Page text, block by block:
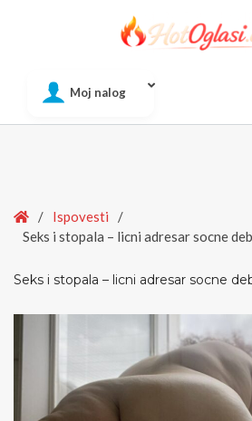
Moj nalog
Home
/ Ispovesti
/
Seks i stopala – licni adresar socne
Seks i stopala – licni adresar socne